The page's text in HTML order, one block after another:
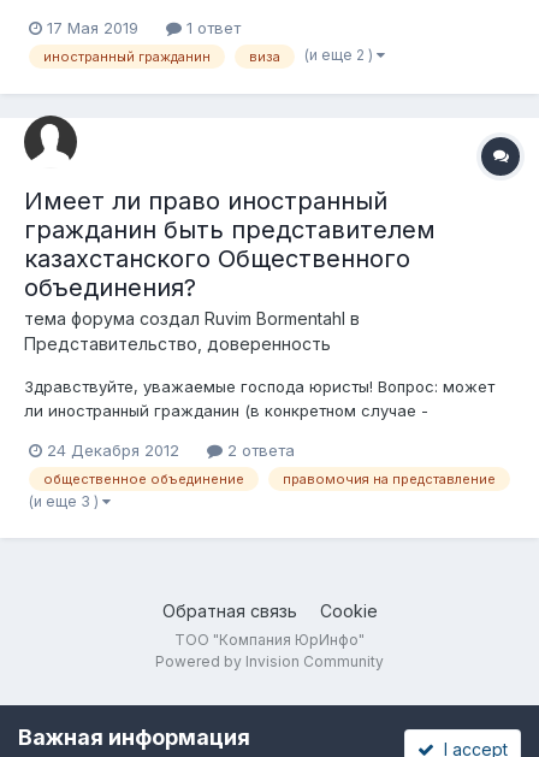
расматривать любые варианты, в том числе получение ВНЖ.
Иностранец состоит в браке с гражданкой Казахстана.
17 Мая 2019 1 ответ
иностранный гражданин виза (и еще 2 )
Имеет ли право иностранный
гражданин быть представителем
казахстанского Общественного
объединения?
тема форума создал Ruvim Bormentahl в
Представительство, доверенность
Здравствуйте, уважаемые господа юристы! Вопрос: может
ли иностранный гражданин (в конкретном случае -
общественного объединения? Для уточнения вопроса
поясню, что иностранный гражданин пребывает на
территории Казахстана не по виду на жительство,...
24 Декабря 2012 2 ответа
общественное объединение правомочия на представление
(и еще 3 )
Обратная связь Cookie
ТОО "Компания ЮрИнфо"
Powered by Invision Community
Важная информация I accept